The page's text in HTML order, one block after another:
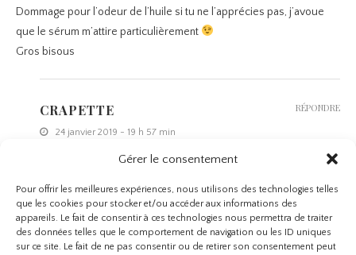
Gérer le consentement
Pour offrir les meilleures expériences, nous utilisons des technologies telles
que les cookies pour stocker et/ou accéder aux informations des
appareils. Le fait de consentir à ces technologies nous permettra de traiter
des données telles que le comportement de navigation ou les ID uniques
sur ce site. Le fait de ne pas consentir ou de retirer son consentement peut
Dommage pour l’odeur de l’huile si tu ne l’apprécies pas, j’avoue
que le sérum m’attire particulièrement
Gros bisous
CRAPETTE
24 janvier 2019 - 19 h 57 min
là je peux pas j’avoue
Bisous
RÉPONDRE